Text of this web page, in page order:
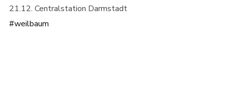
21.12. Centralstation Darmstadt
#weilbaum